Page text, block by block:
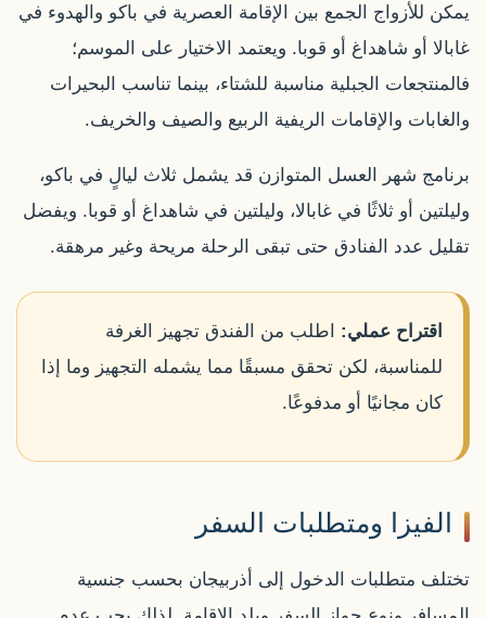
يمكن للأزواج الجمع بين الإقامة العصرية في باكو والهدوء في
غابالا أو شاهداغ أو قوبا. ويعتمد الاختيار على الموسم؛
فالمنتجعات الجبلية مناسبة للشتاء، بينما تناسب البحيرات
والغابات والإقامات الريفية الربيع والصيف والخريف.
برنامج شهر العسل المتوازن قد يشمل ثلاث ليالٍ في باكو،
وليلتين أو ثلاثًا في غابالا، وليلتين في شاهداغ أو قوبا. ويفضل
تقليل عدد الفنادق حتى تبقى الرحلة مريحة وغير مرهقة.
اقتراح عملي: اطلب من الفندق تجهيز الغرفة
للمناسبة، لكن تحقق مسبقًا مما يشمله التجهيز وما إذا
كان مجانيًا أو مدفوعًا.
الفيزا ومتطلبات السفر
تختلف متطلبات الدخول إلى أذربيجان بحسب جنسية